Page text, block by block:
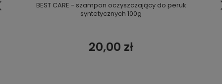
BEST CARE - szampon oczyszczający do peruk
syntetycznych 100g
20,00 zł